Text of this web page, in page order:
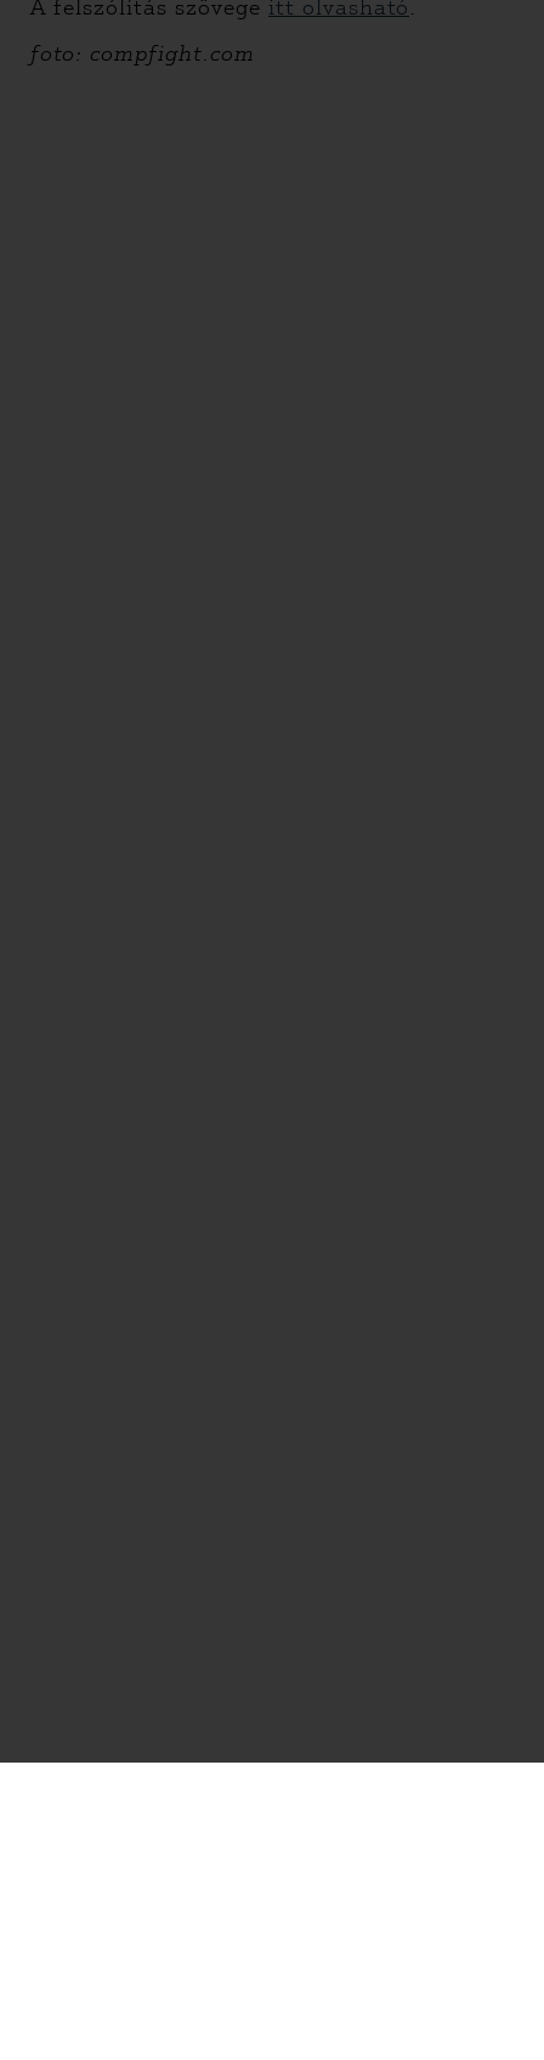
A felszólítás szövege itt olvasható.
foto: compfight.com